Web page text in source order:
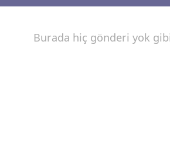
Burada hiç gönderi yok